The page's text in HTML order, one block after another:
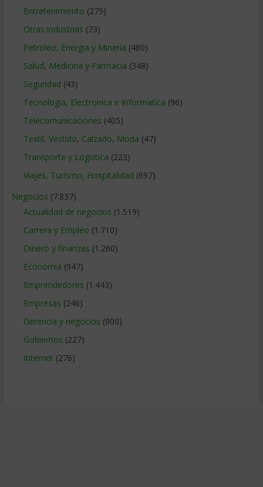
Entretenimiento (279)
Otras industrias (73)
Petroleo, Energia y Mineria (480)
Salud, Medicina y Farmacia (348)
Seguridad (43)
Tecnologia, Electronica e Informatica (96)
Telecomunicaciones (405)
Textil, Vestido, Calzado, Moda (47)
Transporte y Logistica (223)
Viajes, Turismo, Hospitalidad (697)
Negocios (7.837)
Actualidad de negocios (1.519)
Carrera y Empleo (1.710)
Dinero y finanzas (1.260)
Economía (947)
Emprendedores (1.443)
Empresas (246)
Gerencia y negocios (900)
Gobiernos (227)
Internet (276)